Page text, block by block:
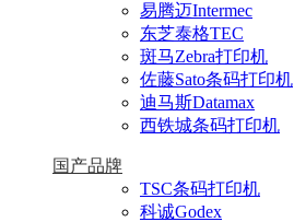
易腾迈Intermec
东芝泰格TEC
斑马Zebra打印机
佐藤Sato条码打印机
迪马斯Datamax
西铁城条码打印机
国产品牌
TSC条码打印机
科诚Godex